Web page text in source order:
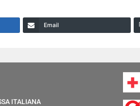
Email
ITALIANA